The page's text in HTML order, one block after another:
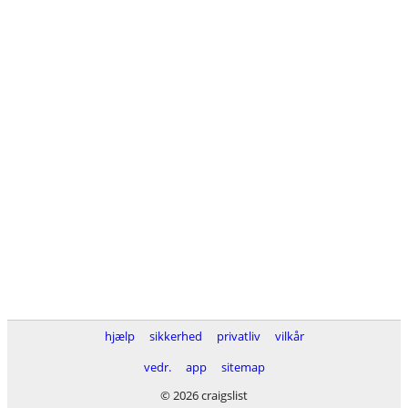
hjælp sikkerhed privatliv
vilkår
vedr.
app
sitemap
© 2026 craigslist